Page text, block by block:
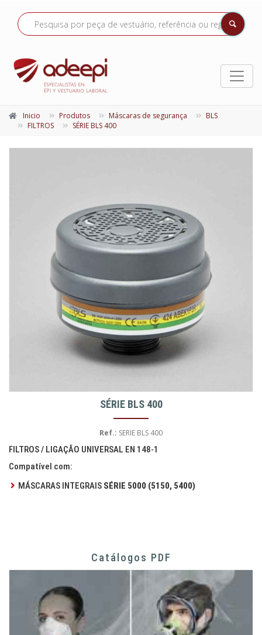
Inicio Produtos Máscaras de segurança
BLS
FILTROS
SÉRIE BLS 400
SÉRIE BLS 400
Ref.: SERIE BLS 400
FILTROS / LIGAÇÃO UNIVERSAL EN 148-1
Compatível com:
MÁSCARAS INTEGRAIS SÉRIE 5000 (5150, 5400)
Catálogos PDF